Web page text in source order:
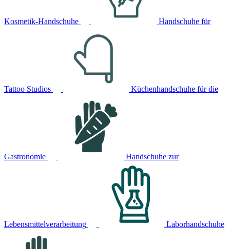
Kosmetik-Handschuhe Handschuhe für
Tattoo Studios Küchenhandschuhe für die
Gastronomie Handschuhe zur
Lebensmittelverarbeitung Laborhandschuhe